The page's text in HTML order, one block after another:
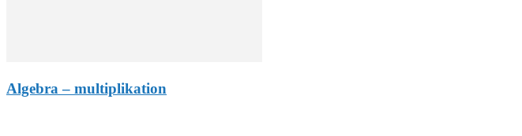
Algebra – multiplikation